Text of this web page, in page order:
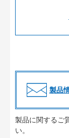
製品
製品に関するご
い。